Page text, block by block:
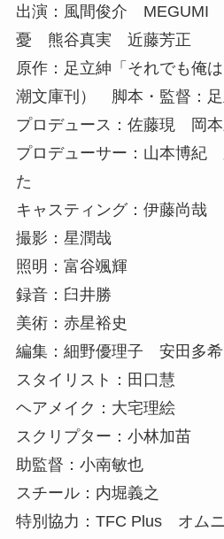
出演：風間俊介
憂 熊谷真実 近藤芳正
原作：足立紳「それでも俺
潮文庫刊） 脚本・監督：
プロデュース：佐藤現 岡
プロデューサー：山本博
た
キャスティング：伊藤尚哉
撮影：星潤哉
照明：富谷颯輝
録音：臼井勝
美術：赤星裕史
編集：細野優理子 安田多希
スタイリスト：田口慧
ヘアメイク：大宅理絵
スクリプター：小林加苗
助監督：小南敏也
スチール：内堀義之
特別協力：TFC Plus オム